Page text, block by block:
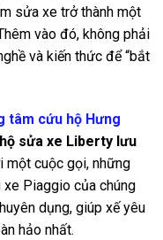
sửa xe trở thành một
vào đó, không phải
và kiến thức để “bắt
tâm cứu hộ Hưng
sửa xe Liberty lưu
một cuộc gọi, những
xe Piaggio của chúng
dụng, giúp xế yêu
hảo nhất.